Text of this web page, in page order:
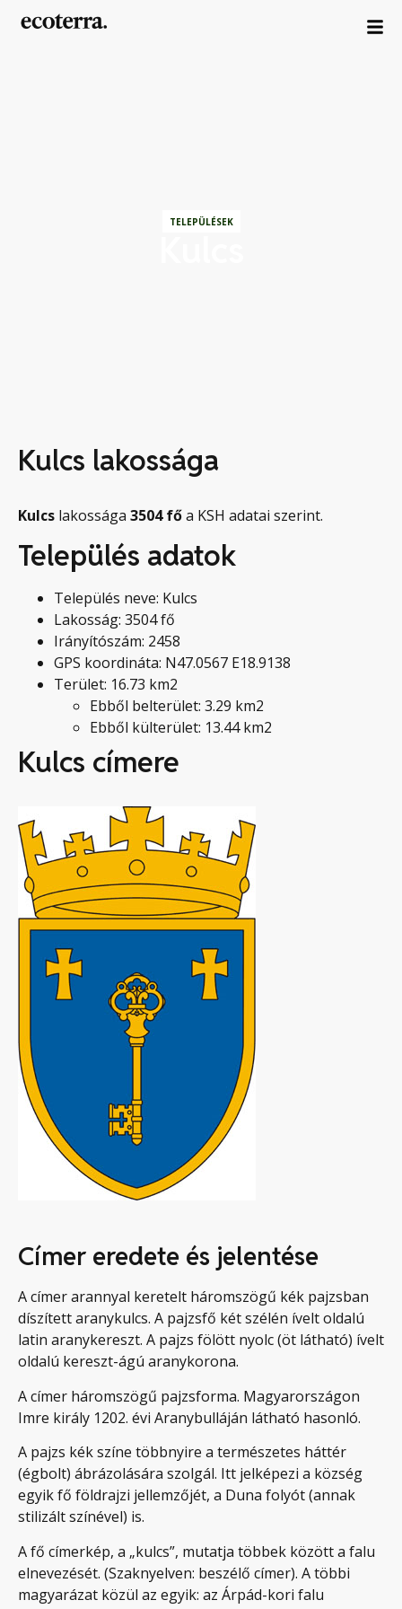
TELEPÜLÉSEK
Kulcs lakossága
Kulcs lakossága 3504 főa KSH adatai szerint.
Település adatok
Település neve: Kulcs
Lakosság: 3504 fő
Irányítószám: 2458
GPS koordináta: N47.0567 E18.9138
Terület: 16.73 km2
Ebből belterület: 3.29 km2
Ebből külterület: 13.44 km2
Kulcs címere
Címer eredete és jelentése
A címer arannyal keretelt háromszögű kék pajzsban
díszített aranykulcs. A pajzsfő két szélén ívelt oldalú
latin aranykereszt. A pajzs fölött nyolc (öt látható) ívelt
oldalú kereszt-ágú aranykorona.
A címer háromszögű pajzsforma. Magyarországon
Imre király 1202. évi Aranybulláján látható hasonló.
A pajzs kék színe többnyire a természetes háttér
(égbolt) ábrázolására szolgál. Itt jelképezi a község
egyik fő földrajzi jellemzőjét, a Duna folyót (annak
stilizált színével) is.
A fő címerkép, a „kulcs”, mutatja többek között a falu
elnevezését. (Szaknyelven: beszélő címer). A többi
magyarázat közül az egyik: az Árpád-kori falu